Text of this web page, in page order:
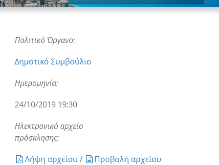
Πολιτικό Όργανο:
Δημοτικό Συμβούλιο
Ημερομηνία:
24/10/2019 19:30
Ηλεκτρονικό αρχείο
πρόσκλησης:
Λήψη αρχείου /
Προβολή αρχείου